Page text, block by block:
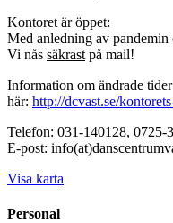
Kontoret är öppet:
Med anledning av
Vi nås säkrast på mail!
Information om ändrade
här: http://dcvast.se/
Telefon: 031-140128, 0725-
E-post:
Visa karta
Personal